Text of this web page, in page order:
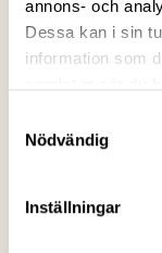
annons- och
Dessa kan i sin
information som
Nödvändig
Inställningar